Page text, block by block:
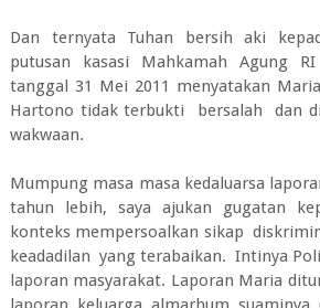
Dan ternyata Tuhan bersih aki
putusan kasasi Mahkamah Agung RI
tanggal 31 Mei 2011 menyatakan
Hartono tidak terbukti bersalah dan
wakwaan.
Mumpung masa masa kedaluarsa
tahun lebih, saya ajukan gugatan
konteks mempersoalkan sikap
keadadilan yang terabaikan. Intinya
laporan masyarakat. Laporan Maria